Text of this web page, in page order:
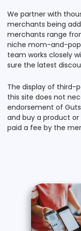
We partner with
merchants being
merchants range
niche mom-and-pop
team works closely
sure the latest
The display of third-
this site does not
endorsement of
and buy a product
paid a fee by the